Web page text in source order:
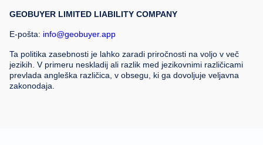
GEOBUYER LIMITED LIABILITY COMPANY
E-pošta: info@geobuyer.app
Ta politika zasebnosti je lahko zaradi priročnosti na voljo v več
jezikih. V primeru neskladij ali razlik med jezikovnimi različicami
prevlada angleška različica, v obsegu, ki ga dovoljuje veljavna
zakonodaja.